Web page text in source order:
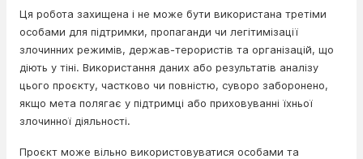
Ця робота захищена і не може бути використана третіми
особами для підтримки, пропаганди чи легітимізації
злочинних режимів, держав-терористів та організацій, що
діють у тіні. Використання даних або результатів аналізу
цього проєкту, частково чи повністю, суворо заборонено,
якщо мета полягає у підтримці або приховуванні їхньої
злочинної діяльності.
Проєкт може вільно використовуватися особами та